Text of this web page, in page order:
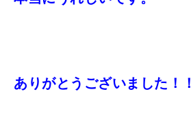
ありがとうございました！！